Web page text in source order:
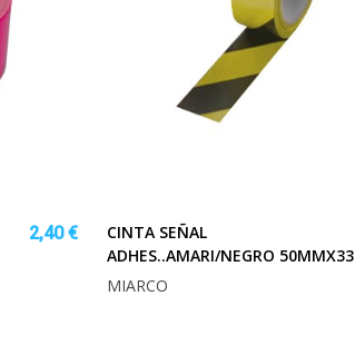
2,40 €
CINTA SEÑAL
ADHES..AMARI/NEGRO 50MMX33
MIARCO